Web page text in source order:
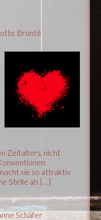
Brontë
Zeitalters, nicht
sie so attraktiv
Stelle als […]
Schäfer